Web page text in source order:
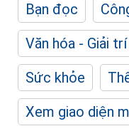
Bạn đọc
Văn hóa - Giải trí
Sức khỏe
Xem giao diện